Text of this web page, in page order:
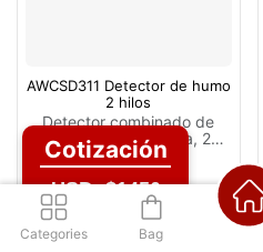
AWCSD311 Detector de humo
2 hilos
Detector combinado de
humo y temperatura, 2
hilos, Plástico de alta
resistencia, solido y a
prueba de fuego. Marca:
Asenware.
Contactar
Cotización
USD: $1450
Categories Bag